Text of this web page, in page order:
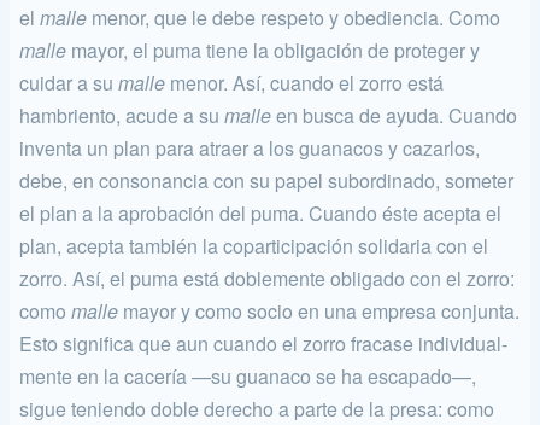
el malle menor, que le debe respeto y obediencia. Como
malle ma­yor, el puma tiene la obligación de proteger y
cuidar a su malle menor. Así, cuando el zorro está
hambriento, acude a su malleen busca de ayuda. Cuando
inventa un plan para atraer a los guanacos y cazarlos,
debe, en consonancia con su papel subordinado, someter
el plan a la aprobación del puma. Cuando éste acepta el
plan, acepta también la coparticipación solidaria con el
zorro. Así, el puma está doblemente obligado con el zorro:
como malle mayor y como socio en una empre­sa conjunta.
Esto significa que aun cuando el zorro fracase individual­
mente en la cacería —su guanaco se ha escapado—,
sigue teniendo do­ble derecho a parte de la presa: como